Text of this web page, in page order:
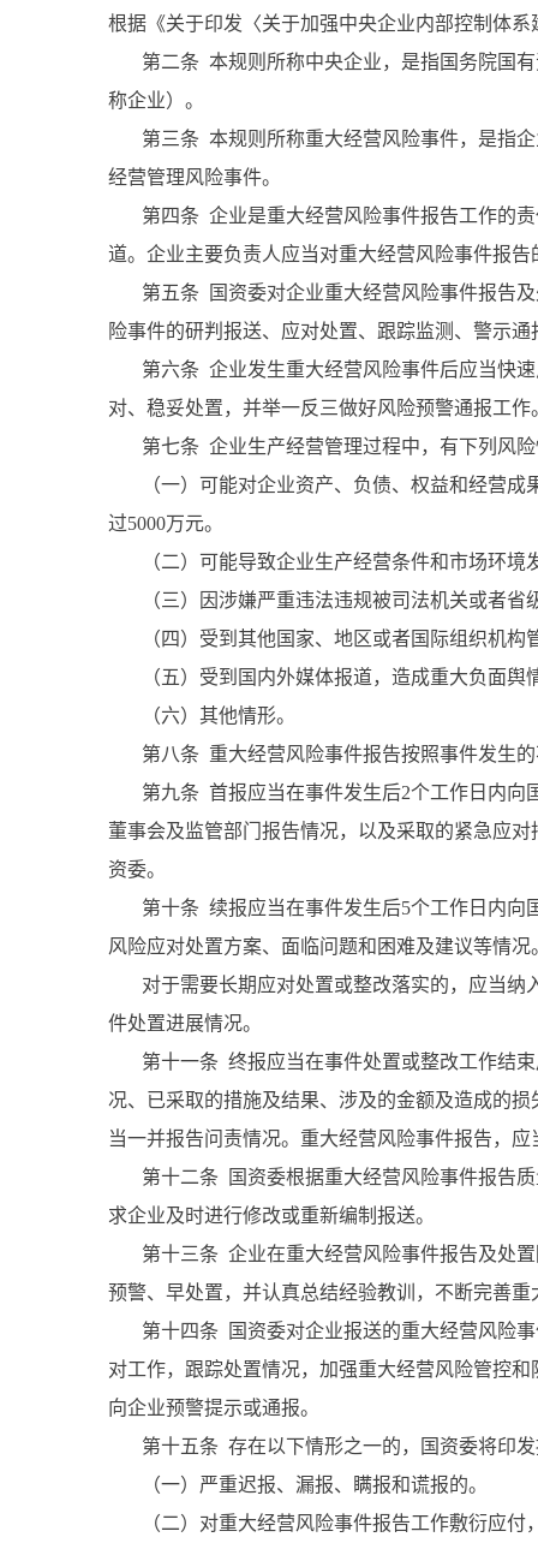
根据《关于印发〈关于加强中央企业内部控制体
第二条 本规则所称中央企业，是指国务院国有
称企业）。
第三条 本规则所称重大经营风险事件，是指企
经营管理风险事件。
第四条 企业是重大经营风险事件报告工作的责
道。企业主要负责人应当对重大经营风险事件报
第五条 国资委对企业重大经营风险事件报告及
险事件的研判报送、应对处置、跟踪监测、警示
第六条 企业发生重大经营风险事件后应当快速
对、稳妥处置，并举一反三做好风险预警通报工作
第七条 企业生产经营管理过程中，有下列风险
（一）可能对企业资产、负债、权益和经营成
过5000万元。
（二）可能导致企业生产经营条件和市场环境
（三）因涉嫌严重违法违规被司法机关或者省
（四）受到其他国家、地区或者国际组织机构
（五）受到国内外媒体报道，造成重大负面舆
（六）其他情形。
第八条 重大经营风险事件报告按照事件发生的
第九条 首报应当在事件发生后2个工作日内向
董事会及监管部门报告情况，以及采取的紧急应
资委。
第十条 续报应当在事件发生后5个工作日内向
风险应对处置方案、面临问题和困难及建议等情况
对于需要长期应对处置或整改落实的，应当纳
件处置进展情况。
第十一条 终报应当在事件处置或整改工作结束
况、已采取的措施及结果、涉及的金额及造成的
当一并报告问责情况。重大经营风险事件报告，
第十二条 国资委根据重大经营风险事件报告质
求企业及时进行修改或重新编制报送。
第十三条 企业在重大经营风险事件报告及处置
预警、早处置，并认真总结经验教训，不断完善
第十四条 国资委对企业报送的重大经营风险事
对工作，跟踪处置情况，加强重大经营风险管控
向企业预警提示或通报。
第十五条 存在以下情形之一的，国资委将印发
（一）严重迟报、漏报、瞒报和谎报的。
（二）对重大经营风险事件报告工作敷衍应付